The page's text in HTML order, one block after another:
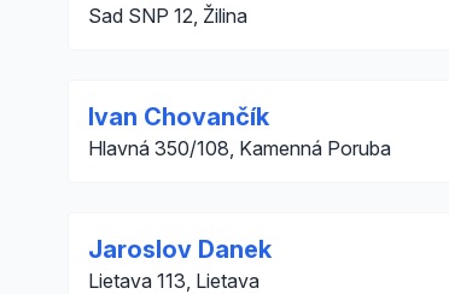
Sad SNP 12, Žilina
Ivan Chovančík
Hlavná 350/108, Kamenná Poruba
Jaroslov Danek
Lietava 113, Lietava